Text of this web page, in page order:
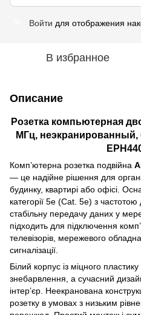
Войти для отображения
В избранное
Описание
Розетка компьютерная
МГц,
Комп’ютерна розетка подвійна
— це надійне рішення для
будинку, квартирі або офісі.
категорії 5e (Cat. 5e) з
стабільну передачу даних у
підходить для підключення
телевізорів, мережевого
сигналізації.
Білий корпус із міцного
знебарвлення, а сучасний
інтер’єр. Неекранована
розетку в умовах з низьким